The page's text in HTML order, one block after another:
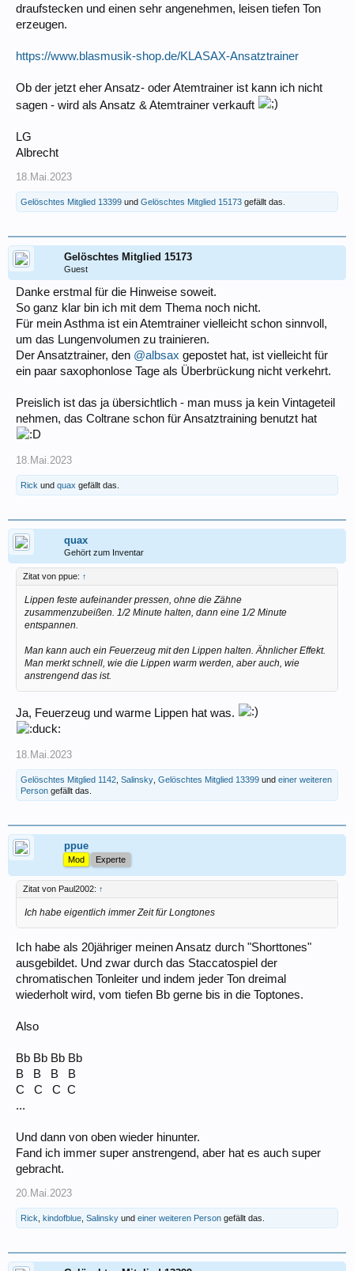
draufstecken und einen sehr angenehmen, leisen tiefen Ton
erzeugen.
https://www.blasmusik-shop.de/KLASAX-Ansatztrainer
Ob der jetzt eher Ansatz- oder Atemtrainer ist kann ich nicht
sagen - wird als Ansatz & Atemtrainer verkauft
LG
Albrecht
18.Mai.2023
Gelöschtes Mitglied 13399 und Gelöschtes Mitglied 15173 gefällt das.
Gelöschtes Mitglied 15173
Guest
Danke erstmal für die Hinweise soweit.
So ganz klar bin ich mit dem Thema noch nicht.
Für mein Asthma ist ein Atemtrainer vielleicht schon sinnvoll,
um das Lungenvolumen zu trainieren.
Der Ansatztrainer, den @albsax gepostet hat, ist vielleicht für
ein paar saxophonlose Tage als Überbrückung nicht verkehrt.
Preislich ist das ja übersichtlich - man muss ja kein Vintageteil
nehmen, das Coltrane schon für Ansatztraining benutzt hat
18.Mai.2023
Rick und quax gefällt das.
quax
Gehört zum Inventar
Zitat von ppue: ↑
Lippen feste aufeinander pressen, ohne die Zähne
zusammenzubeißen. 1/2 Minute halten, dann eine 1/2 Minute
entspannen.
Man kann auch ein Feuerzeug mit den Lippen halten. Ähnlicher Effekt.
Man merkt schnell, wie die Lippen warm werden, aber auch, wie
anstrengend das ist.
Ja, Feuerzeug und warme Lippen hat was.
18.Mai.2023
Gelöschtes Mitglied 1142 Salinsky Gelöschtes Mitglied 13399 und einer weiteren
Person gefällt das.
ppue
Mod Experte
Zitat von Paul2002: ↑
Ich habe eigentlich immer Zeit für Longtones
Ich habe als 20jähriger meinen Ansatz durch "Shorttones"
ausgebildet. Und zwar durch das Staccatospiel der
chromatischen Tonleiter und indem jeder Ton dreimal
wiederholt wird, vom tiefen Bb gerne bis in die Toptones.
Also
Bb Bb Bb Bb
B
B B
B
C
C C C
...
Und dann von oben wieder hinunter.
Fand ich immer super anstrengend, aber hat es auch super
gebracht.
20.Mai.2023
Rick kindofblue Salinsky und einer weiteren Person gefällt das.